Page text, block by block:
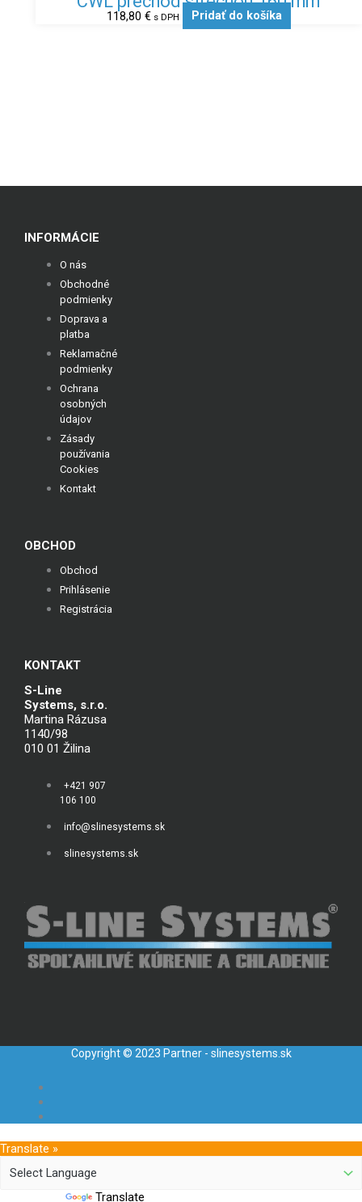
118,80 € s DPH Pridať do košíka
INFORMÁCIE
O nás
Obchodné
podmienky
Doprava a
platba
Reklamačné
podmienky
Ochrana
osobných
údajov
Zásady
používania
Cookies
Kontakt
OBCHOD
Obchod
Prihlásenie
Registrácia
KONTAKT
S-Line
Systems, s.r.o.
Martina Rázusa
1140/98
010 01 Žilina
+421 907
106 100
info@slinesystems.sk
slinesystems.sk
Copyright © 2023 Partner - slinesystems.sk
Translate »
Translate